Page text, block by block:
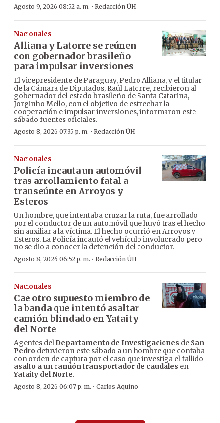
Agosto 9, 2026 08:52 a. m. · Redacción ÚH
Nacionales
Alliana y Latorre se reúnen
con gobernador brasileño
para impulsar inversiones
El vicepresidente de Paraguay, Pedro Alliana, y el titular
de la Cámara de Diputados, Raúl Latorre, recibieron al
gobernador del estado brasileño de Santa Catarina,
Jorginho Mello, con el objetivo de estrechar la
cooperación e impulsar inversiones, informaron este
sábado fuentes oficiales.
Agosto 8, 2026 07:35 p. m. · Redacción ÚH
Nacionales
Policía incauta un automóvil
tras arrollamiento fatal a
transeúnte en Arroyos y
Esteros
Un hombre, que intentaba cruzar la ruta, fue arrollado
por el conductor de un automóvil que huyó tras el hecho
sin auxiliar a la víctima. El hecho ocurrió en Arroyos y
Esteros. La Policía incautó el vehículo involucrado pero
no se dio a conocer la detención del conductor.
Agosto 8, 2026 06:52 p. m. · Redacción ÚH
Nacionales
Cae otro supuesto miembro de
la banda que intentó asaltar
camión blindado en Yataity
del Norte
Agentes del Departamento de Investigaciones de San
Pedro detuvieron este sábado a un hombre que contaba
con orden de captura por el caso que investiga el fallido
asalto a un camión transportador de caudales en
Yataity del Norte.
Agosto 8, 2026 06:07 p. m. · Carlos Aquino